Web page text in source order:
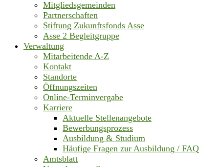
Mitgliedsgemeinden
Partnerschaften
Stiftung Zukunftsfonds Asse
Asse 2 Begleitgruppe
Verwaltung
Mitarbeitende A-Z
Kontakt
Standorte
Öffnungszeiten
Online-Terminvergabe
Karriere
Aktuelle Stellenangebote
Bewerbungsprozess
Ausbildung & Studium
Häufige Fragen zur Ausbildung / FAQ
Amtsblatt